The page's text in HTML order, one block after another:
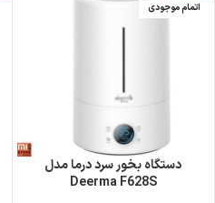
اتمام موجودی
دستگاه بخور سرد درما مدل
Deerma F628S